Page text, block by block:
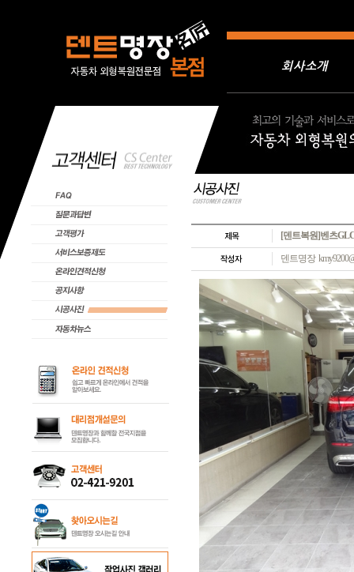
회사소개
[덴트복원]벤츠
덴트명장